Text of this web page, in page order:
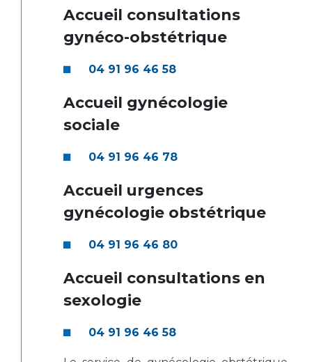
Accueil consultations
gynéco-obstétrique
04 91 96 46 58
Accueil gynécologie
sociale
04 91 96 46 78
Accueil urgences
gynécologie obstétrique
04 91 96 46 80
Accueil consultations en
sexologie
04 91 96 46 58